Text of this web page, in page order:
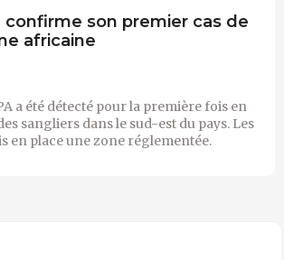
confirme son premier cas de
africaine
a été détecté pour la première fois en
sangliers dans le sud-est du pays. Les
en place une zone réglementée.